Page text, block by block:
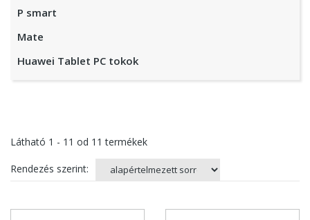
P smart
Mate
Huawei Tablet PC tokok
Látható 1 - 11 od 11 termékek
Rendezés szerint: